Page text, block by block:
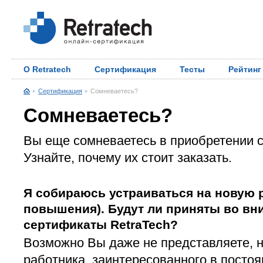
О Retratech Сертификация Тесты Рейтинг
Сертификация Сомневаетесь?
Сомневаетесь?
Вы еще сомневаетесь в приобретении
Узнайте, почему их стоит заказать.
Я собираюсь устраиваться на новую
повышения). Будут ли приняты во
сертификаты RetraTech?
Возможно Вы даже не представляете,
работника, заинтересованного в